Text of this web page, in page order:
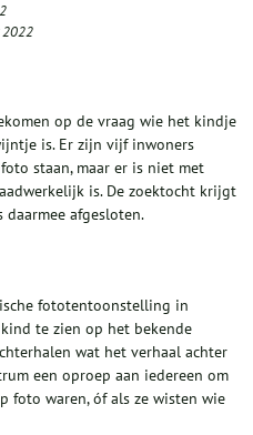
2022
op de vraag wie het kindje
is. Er zijn vijf inwoners
staan, maar er is niet met
is. De zoektocht krijgt
afgesloten.
fototentoonstelling in
te zien op het bekende
wat het verhaal achter
een oproep aan iedereen om
foto waren, óf als ze wisten wie